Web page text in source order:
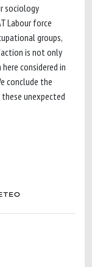
sociology
Labour force
groups,
is not only
considered in
conclude the
unexpected